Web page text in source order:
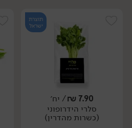
מארז
תוצרת
ישראל
7.90
₪/ יח׳
סלרי הידרופוני
(כשרות מהדרין)